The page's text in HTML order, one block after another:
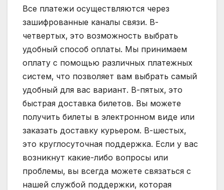
Все платежи осуществляются через
зашифрованные каналы связи. В-
четвертых‚ это возможность выбрать
удобный способ оплаты. Мы принимаем
оплату с помощью различных платежных
систем‚ что позволяет вам выбрать самый
удобный для вас вариант. В-пятых‚ это
быстрая доставка билетов. Вы можете
получить билеты в электронном виде или
заказать доставку курьером. В-шестых‚
это круглосуточная поддержка. Если у вас
возникнут какие-либо вопросы или
проблемы‚ вы всегда можете связаться с
нашей службой поддержки‚ которая